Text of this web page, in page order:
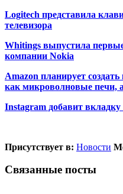
Logitech представила
телевизора
Whitings выпустила
компании Nokia
Amazon планирует
как микроволновые печи,
Instagram добавит
Присутствует в: Новости
Связанные посты